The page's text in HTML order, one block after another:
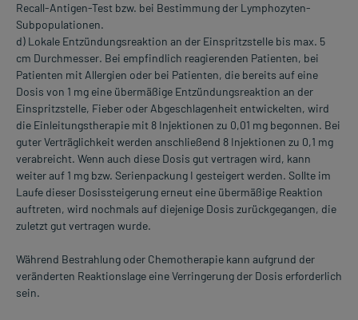
Recall-Antigen-Test bzw. bei Bestimmung der Lymphozyten-
Subpopulationen.
d) Lokale Entzündungsreaktion an der EinspritzsteIle bis max. 5
cm Durchmesser. Bei empfindlich reagierenden Patienten, bei
Patienten mit Allergien oder bei Patienten, die bereits auf eine
Dosis von 1 mg eine übermäßige Entzündungsreaktion an der
EinspritzsteIle, Fieber oder Abgeschlagenheit entwickelten, wird
die Einleitungstherapie mit 8 Injektionen zu 0,01 mg begonnen. Bei
guter Verträglichkeit werden anschließend 8 Injektionen zu 0,1 mg
verabreicht. Wenn auch diese Dosis gut vertragen wird, kann
weiter auf 1 mg bzw. Serienpackung I gesteigert werden. Sollte im
Laufe dieser Dosissteigerung erneut eine übermäßige Reaktion
auftreten, wird nochmals auf diejenige Dosis zurückgegangen, die
zuletzt gut vertragen wurde.
Während Bestrahlung oder Chemotherapie kann aufgrund der
veränderten Reaktionslage eine Verringerung der Dosis erforderlich
sein.